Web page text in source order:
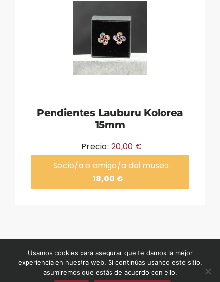
Pendientes Lauburu Kolorea
15mm
Precio: 20,00 €
Socio/a o amigo/a del museo:
18,00 €
©2026 Museo del Nacionalismo Vasco
museodelnacionalismovasco.eus | Condiciones
Usamos cookies para asegurar que te damos la mejor
experiencia en nuestra web. Si continúas usando este sitio,
asumiremos que estás de acuerdo con ello.